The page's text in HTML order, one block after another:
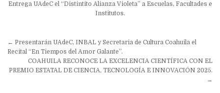
Entrega UAdeC el “Distintito Alianza Violeta” a Escuelas, Facultades e
Institutos.
Navegación
de
entradas
← Presentarán UAdeC, INBAL y Secretaria de Cultura Coahuila el
Recital “En Tiempos del Amor Galante”.
COAHUILA RECONOCE LA EXCELENCIA CIENTÍFICA CON EL
PREMIO ESTATAL DE CIENCIA, TECNOLOGÍA E INNOVACIÓN 2025.
→